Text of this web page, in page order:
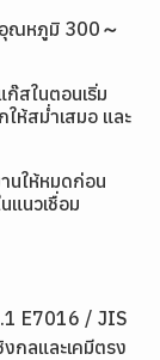
อุณหภูมิ 300～
สในตอนเริ่ม
ให้สม่ำเสมอ และ
นให้หมดก่อน
แนวเชื่อม
E7016 / JIS
กลและเคมีตรง